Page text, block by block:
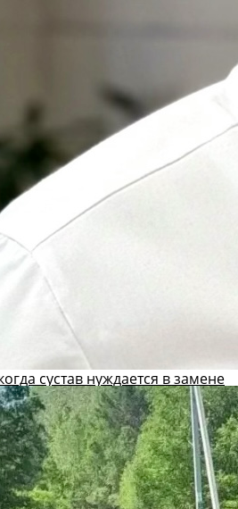
сустав нуждается в замене